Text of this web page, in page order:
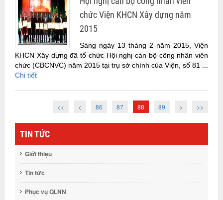
chức Viện KHCN Xây dựng năm
2015
Sáng ngày 13 tháng 2 năm 2015, Viện
KHCN Xây dựng đã tổ chức Hội nghị cán bộ công nhân viên
chức (CBCNVC) năm 2015 tại trụ sở chính của Viện, số 81 ...
Chi tiết
<< < 86 87 88 89 > >>
TIN TỨC
Giới thiệu
Tin tức
Phục vụ QLNN